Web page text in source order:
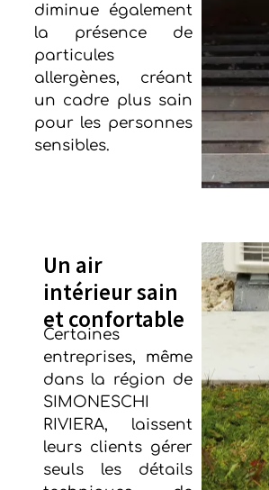
diminue également
la présence de
particules
allergènes, créant
un cadre plus sain
pour les personnes
sensibles.
Un air
intérieur sain
et confortable
Certaines
entreprises, même
dans la région de
SIMONESCHI
RIVIERA, laissent
leurs clients gérer
seuls les détails